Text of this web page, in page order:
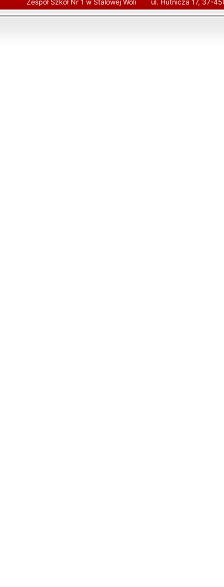
Zespół Szkół Nr 1 w Stalowej Woli ul. Hutnicza 17, 37-